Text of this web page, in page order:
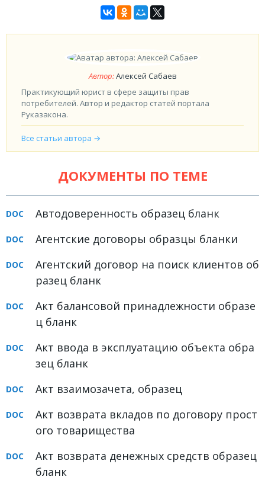
Автор:Алексей Сабаев
Практикующий юрист в сфере защиты прав
потребителей. Автор и редактор статей портала
Руказакона.
Все статьи автора →
ДОКУМЕНТЫ ПО ТЕМЕ
Автодоверенность образец бланк
Агентские договоры образцы бланки
Агентский договор на поиск клиентов об
разец бланк
Акт балансовой принадлежности образе
ц бланк
Акт ввода в эксплуатацию объекта обра
зец бланк
Акт взаимозачета, образец
Акт возврата вкладов по договору прост
ого товарищества
Акт возврата денежных средств образец
бланк